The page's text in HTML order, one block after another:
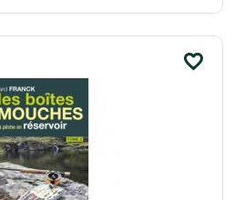
favorite_border